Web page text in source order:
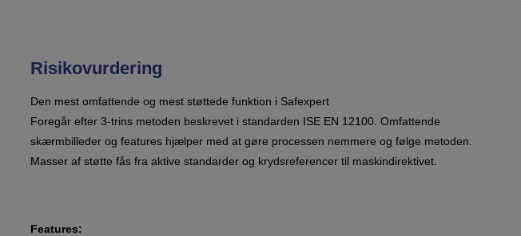
Risikovurdering
Den mest omfattende og mest støttede funktion i Safexpert
Foregår efter 3-trins metoden beskrevet i standarden ISE EN 12100. Omfattende
skærmbilleder og features hjælper med at gøre processen nemmere og følge metoden.
Masser af støtte fås fra aktive standarder og krydsreferencer til maskindirektivet.
Features: